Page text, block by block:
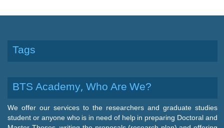
Tags
BTS Academy, Who Are We?
We offer our services to the researchers and graduate studies
student or anyone who is in need of help in preparing Doctoral and